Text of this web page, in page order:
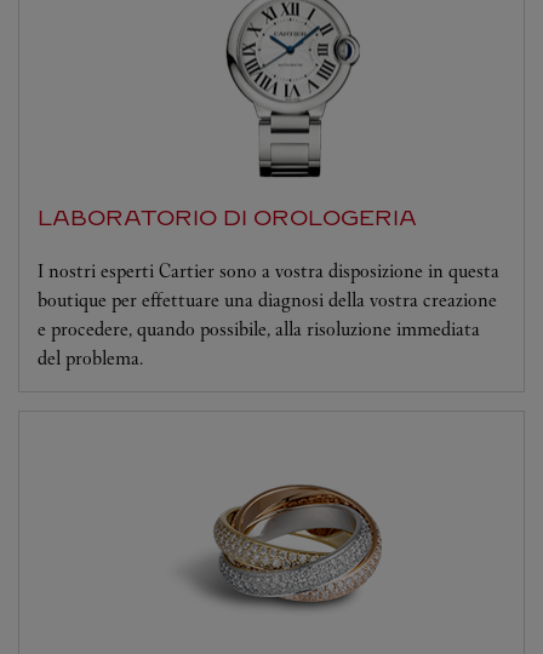
LABORATORIO DI OROLOGERIA
I nostri esperti Cartier sono a vostra disposizione in questa
boutique per effettuare una diagnosi della vostra creazione
e procedere, quando possibile, alla risoluzione immediata
del problema.